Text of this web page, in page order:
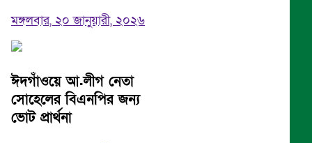
মঙ্গলবার, ২০ জানুয়ারী, ২০২৬
ঈদগাঁওয়ে আ.লীগ নেতা
সোহেলের বিএনপির জন্য
ভোট প্রার্থনা